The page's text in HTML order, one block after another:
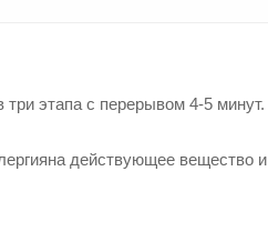
этапа с перерывом 4-5 минут.
на действующее вещество и